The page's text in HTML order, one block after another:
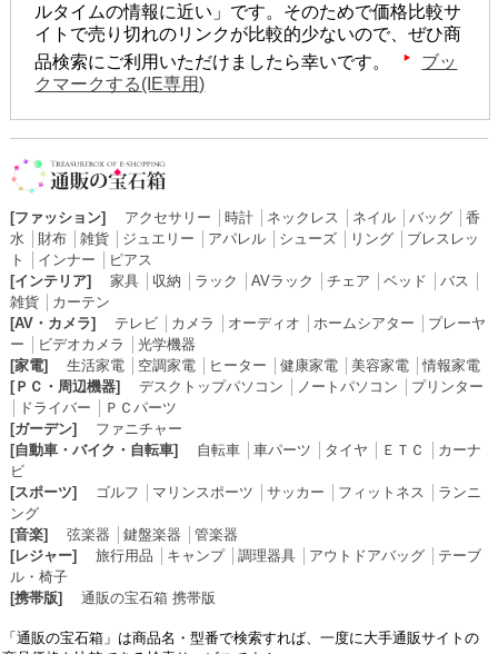
ルタイムの情報に近い」です。そのためで価格比較サ
イトで売り切れのリンクが比較的少ないので、ぜひ商
品検索にご利用いただけましたら幸いです。
ブッ
クマークする(IE専用)
[ファッション] アクセサリー 時計│ ネックレス ネイル│ バッグ│ 香
水
財布│ 雑貨│ ジュエリー アパレル│ シューズ│ リング│ ブレスレッ
ト
インナー
ピアス
[インテリア]
家具│ 収納 ラック AVラック チェア ベッド バス
雑貨│ カーテン
[AV・カメラ]
テレビ│ カメラ オーディオ ホームシアター
プレーヤ
ー
ビデオカメラ
光学機器
[家電]
生活家電│ 空調家電│ ヒーター 健康家電│ 美容家電│情報家電
[ＰＣ・周辺機器]
デスクトップパソコン ノートパソコン
プリンター
ドライバー
ＰＣパーツ
[ガーデン]
ファニチャー
[自動車・バイク・自転車]
自転車│ 車パーツ タイヤ ＥＴＣ
カーナ
ビ
[スポーツ]
ゴルフ マリンスポーツ サッカー フィットネス
ランニ
ング
[音楽]
弦楽器 鍵盤楽器
管楽器
[レジャー]
旅行用品 キャンプ│ 調理器具│ アウトドアバッグ│ テーブ
ル・椅子
[携帯版]
通販の宝石箱 携帯版
「通販の宝石箱」は商品名・型番で検索すれば、一度に大手通販サイトの